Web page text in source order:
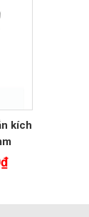
kích
₫Giá